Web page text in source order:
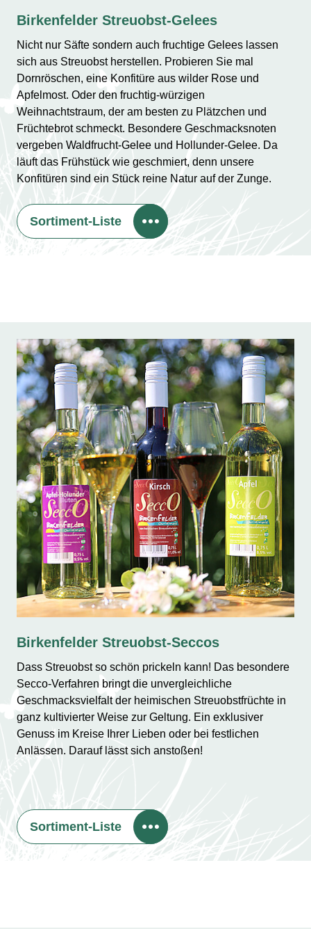
Birkenfelder Streuobst-Gelees
Nicht nur Säfte sondern auch fruchtige Gelees lassen
sich aus Streuobst herstellen. Probieren Sie mal
Dornröschen, eine Konfitüre aus wilder Rose und
Apfelmost. Oder den fruchtig-würzigen
Weihnachtstraum, der am besten zu Plätzchen und
Früchtebrot schmeckt. Besondere Geschmacksnoten
vergeben Waldfrucht-Gelee und Hollunder-Gelee. Da
läuft das Frühstück wie geschmiert, denn unsere
Konfitüren sind ein Stück reine Natur auf der Zunge.
Sortiment-Liste
Birkenfelder Streuobst-Seccos
Dass Streuobst so schön prickeln kann! Das besondere
Secco-Verfahren bringt die unvergleichliche
Geschmacksvielfalt der heimischen Streuobstfrüchte in
ganz kultivierter Weise zur Geltung. Ein exklusiver
Genuss im Kreise Ihrer Lieben oder bei festlichen
Anlässen. Darauf lässt sich anstoßen!
Sortiment-Liste